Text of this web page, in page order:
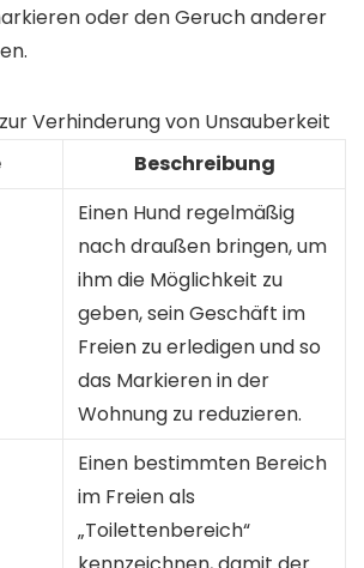
oder den Geruch anderer
Verhinderung von Unsauberkeit
Beschreibung
Einen Hund regelmäßig
nach draußen bringen, um
ihm die Möglichkeit zu
geben, sein Geschäft im
Freien zu erledigen und so
das Markieren in der
Wohnung zu reduzieren.
Einen bestimmten Bereich
im Freien als
„Toilettenbereich“